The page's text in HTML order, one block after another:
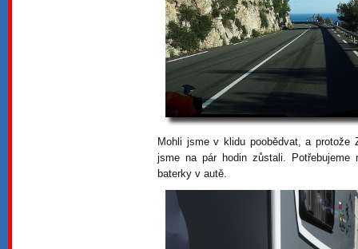
Mohli jsme v klidu poobědvat, a protože
jsme na pár hodin zůstali.
baterky v autě.